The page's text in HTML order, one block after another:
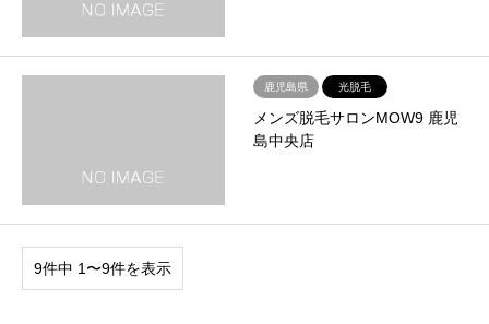
鹿児島県 光脱毛
メンズ脱毛サロンMOW9 鹿児
島中央店
9件中 1〜9件を表示